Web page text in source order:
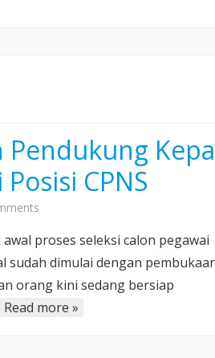
Pendukung
CPNS
on
Kerabat
dan
Pendukung
Kepala
awal proses seleksi calon pegawai
sudah dimulai dengan
orang kini sedang bersiap
Read more »